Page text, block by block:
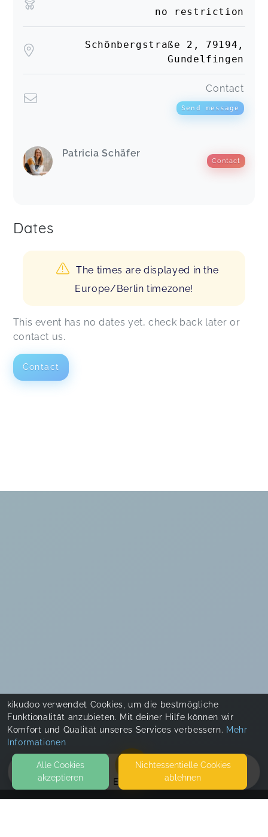
EVENTS
no restriction
Schönbergstraße 2, 79194,
Gundelfingen
Contact
Send message
Patricia Schäfer
Contact
Dates
The times are displayed in the
Europe/Berlin timezone!
This event has no dates yet, check back later or
contact us.
Contact
kikudoo verwendet Cookies, um die bestmögliche
Funktionalität anzubieten. Mit deiner Hilfe können wir
Komfort und Qualität unseres Services verbessern. Mehr
Informationen
Alle Cookies
akzeptieren
Nicht­essentielle Cookies
ablehnen